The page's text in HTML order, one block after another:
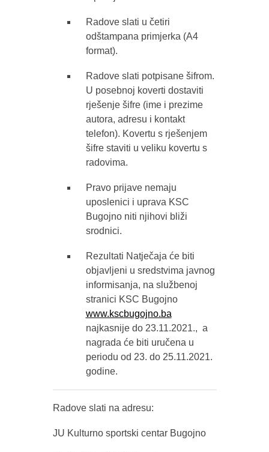
Radove slati u četiri
odštampana primjerka (A4
format).
Radove slati potpisane šifrom.
U posebnoj koverti dostaviti
rješenje šifre (ime i prezime
autora, adresu i kontakt
telefon). Kovertu s rješenjem
šifre staviti u veliku kovertu s
radovima.
Pravo prijave nemaju
uposlenici i uprava KSC
Bugojno niti njihovi bliži
srodnici.
Rezultati Natječaja će biti
objavljeni u sredstvima javnog
informisanja, na službenoj
stranici KSC Bugojno
www.kscbugojno.ba
najkasnije do 23.11.2021., a
nagrada će biti uručena u
periodu od 23. do 25.11.2021.
godine.
Radove slati na adresu:
JU Kulturno sportski centar Bugojno